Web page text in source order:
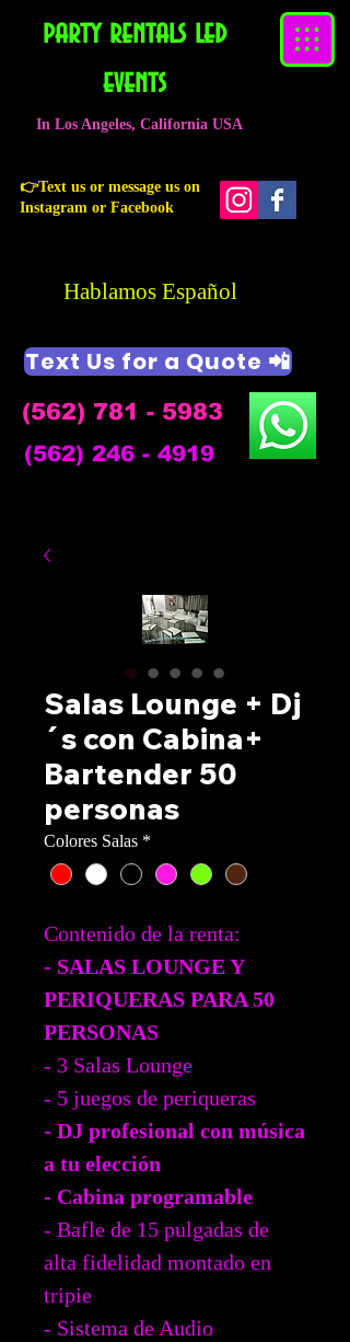
party rentals led
events
Hablamos Español
(562) 781 - 5983
In Los Angeles, California USA
👉Text us or message us on
Instagram or Facebook
(562) 246 - 4919
Text Us for a Quote 📲
Salas Lounge + Dj
´s con Cabina+
Bartender 50
personas
Colores Salas *
Contenido de la renta:
- SALAS LOUNGE Y
PERIQUERAS PARA 50
PERSONAS
- 3 Salas Lounge
- 5 juegos de periqueras
- DJ profesional con música
a tu elección
- Cabina programable
- Bafle de 15 pulgadas de
alta fidelidad montado en
tripie
- Sistema de Audio